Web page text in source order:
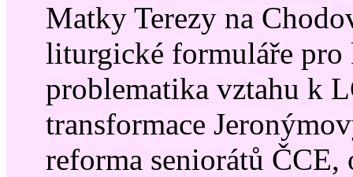
Matky Terezy na
liturgické formuláře
problematika vztahu k
transformace
reforma seniorátů ČCE,